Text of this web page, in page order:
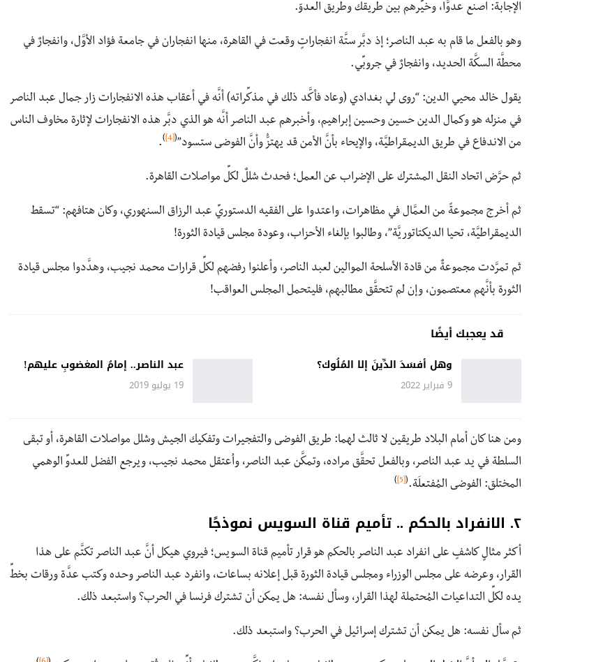
الإجابة: اصنع عدوًّا، وخيِّرهم بين طريقك وطريق العدوّ.
وهو بالفعل ما قام به عبد الناصر؛ إذ دبَّر ستَّة انفجاراتٍ وقعت في القاهرة، منها انفجاران في جامعة فؤاد الأوَّل، وانفجارٌ في
محطَّة السكَّة الحديد، وانفجارٌ في جروبِّي.
يقول خالد محيي الدين: “روى لي بغدادي (وعاد فأكَّد ذلك في مذكِّراته) أنَّه في أعقاب هذه الانفجارات زار جمال عبد الناصر
في منزله هو وكمال الدين حسين وحسين إبراهيم، وأخبرهم عبد الناصر أنَّه هو الذي دبَّر هذه الانفجارات لإثارة مخاوف الناس
من الاندفاع في طريق الديمقراطيَّة، والإيحاء بأنَّ الأمن قد يهتزُّ وأنَّ الفوضى ستسود”(
[4]
)
.
ثم حرَّض اتحاد النقل المشترك على الإضراب عن العمل؛ فحدث شللٌ لكلِّ مواصلات القاهرة.
ثم أخرج مجموعةً من العمَّال في مظاهرات، واعتدوا على الفقيه الدستوريِّ عبد الرزاق السنهوري، وكان هتافهم: “تسقط
الديمقراطيَّة، تحيا الديكتاتوريَّة”، وطالبوا بإلغاء الأحزاب، وعودة مجلس قيادة الثورة!
ثم تمرَّدت مجموعةٌ من قادة الأسلحة الموالين لعبد الناصر، وأعلنوا رفضهم لكلِّ قرارات محمد نجيب، وهدَّدوا مجلس قيادة
الثورة بأنَّهم معتصمون، وإن لم تتحقَّق مطالبهم، فليتحمل المجلس العواقب!
قد يعجبك أيضًا
وهل أفسَدَ الدِّينَ إلا المُلُوك؟
9 فبراير 2022
عبد الناصر.. إمامُ المغضوبِ عليهم!
19 يوليو 2019
ومن هنا كان أمام البلاد طريقين لا ثالث لهما: طريق الفوضى والتفجيرات وتفكيك الجيش وشلل مواصلات القاهرة، أو تبقى
السلطة في يد عبد الناصر، وبالفعل تحقَّق مراده، وتمكَّن عبد الناصر، واُعتقل محمد نجيب، ويرجع الفضل للعدوِّ الوهمي
المختلق: الفوضى المُفتعلَة.(
[5]
)
٢. الانفراد بالحكم .. تأميم قناة السويس نموذجًا
أكثر مثالٍ كاشفٍ على انفراد عبد الناصر بالحكم هو قرار تأميم قناة السويس؛ فيروي هيكل أنَّ عبد الناصر تكتَّم على هذا
القرار، وعرضه على مجلس الوزراء ومجلس قيادة الثورة قبل إعلانه بساعات، وانفرد عبد الناصر وحده وكتب عدَّة ورقات بخطِّ
يده لكلِّ التداعيات المُحتملة لهذا القرار، وسأل نفسه: هل يمكن أن تشترك فرنسا في الحرب؟ واستبعد ذلك.
ثم سأل نفسه: هل يمكن أن تشترك إسرائيل في الحرب؟ واستبعد ذلك.